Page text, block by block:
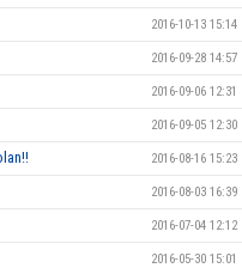
2016-10-13 15:14
2016-09-28 14:57
2016-09-06 12:31
2016-09-05 12:30
2016-08-16 15:23
2016-08-03 16:39
2016-07-04 12:12
2016-05-30 15:01